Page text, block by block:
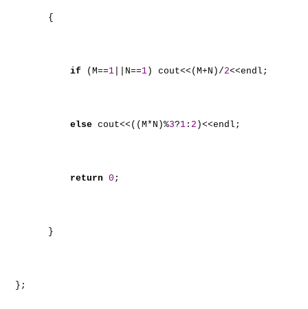
{
if (M==1 ||N==1 ) cout<<(M+N)/2<<endl;
else cout<<((M*N)%3?1 : 2 )<<endl;
return 0 ;
}
};